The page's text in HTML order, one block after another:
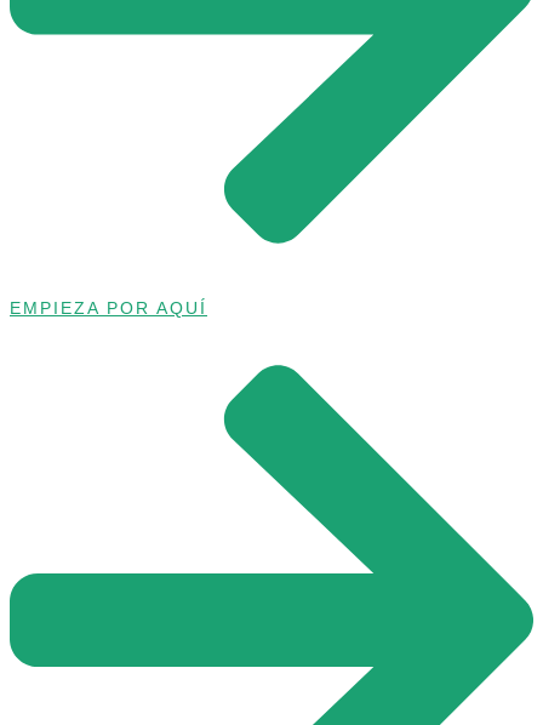
EMPIEZA POR AQUÍ